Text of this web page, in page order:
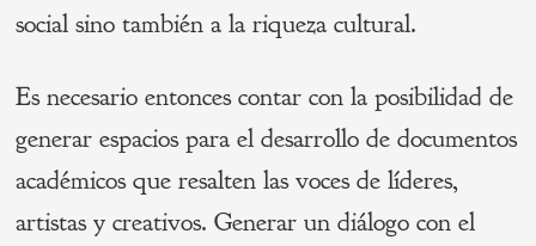
social sino también a la riqueza cultural.
Es necesario entonces contar con la posibilidad de
generar espacios para el desarrollo de documentos
académicos que resalten las voces de líderes,
artistas y creativos. Generar un diálogo con el